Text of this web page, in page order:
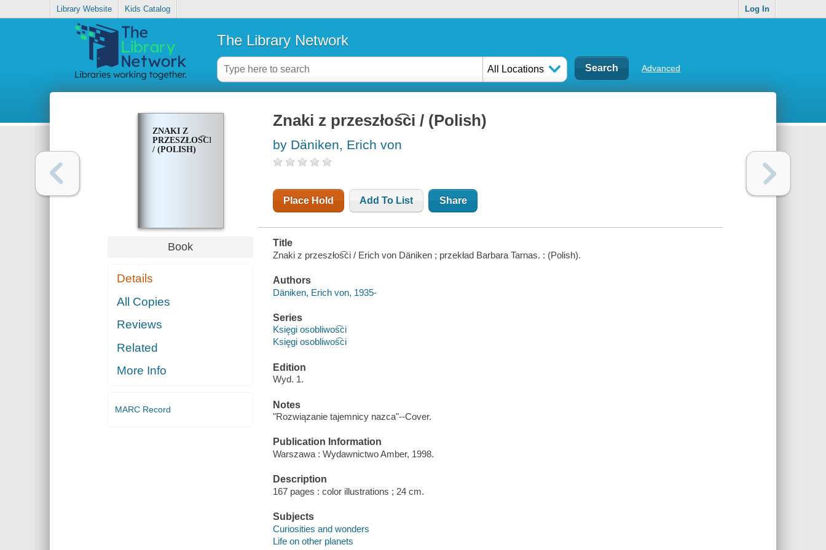
Library Website Kids Catalog Log In
The Library Network
All Locations Advanced
ZNAKI Z
PRZESZŁOS͡CI
/ (POLISH)
Book
Details
All Copies
Reviews
Related
More Info
MARC Record
Znaki z przeszłos͡ci / (Polish)
by Däniken, Erich von
Place Hold Add To List Share
Title
Znaki z przeszłos͡ci / Erich von Däniken ; przekład Barbara Tarnas. : (Polish).
Authors
Däniken, Erich von, 1935-
Series
Księgi osobliwos͡ci
Księgi osobliwos͡ci
Edition
Wyd. 1.
Notes
"Rozwiązanie tajemnicy nazca"--Cover.
Publication Information
Warszawa : Wydawnictwo Amber, 1998.
Description
167 pages : color illustrations ; 24 cm.
Subjects
Curiosities and wonders
Life on other planets